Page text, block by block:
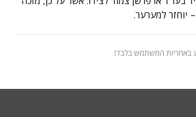
למערער.
באחריות המשתמש בלבד!